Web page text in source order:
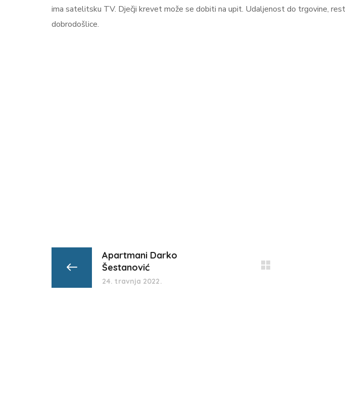
ima satelitsku TV. Dječji krevet može se dobiti na upit. Udaljenost do trgovine,
dobrodošlice.
Apartmani Darko
Šestanović
24. travnja 2022.